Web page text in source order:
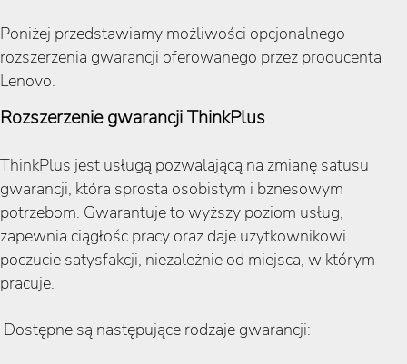
Poniżej przedstawiamy możliwości opcjonalnego
rozszerzenia gwarancji oferowanego przez producenta
Lenovo.
Rozszerzenie gwarancji ThinkPlus
ThinkPlus jest usługą pozwalającą na zmianę satusu
gwarancji, która sprosta osobistym i bznesowym
potrzebom. Gwarantuje to wyższy poziom usług,
zapewnia ciągłośc pracy oraz daje użytkownikowi
poczucie satysfakcji, niezależnie od miejsca, w którym
pracuje.
Dostępne są następujące rodzaje gwarancji: